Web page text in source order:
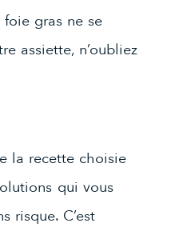
gras ne se
assiette, n’oubliez
la recette choisie
qui vous
risque. C’est